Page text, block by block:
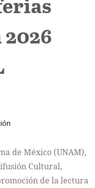
de México (UNAM),
Cultural,
de la lectura